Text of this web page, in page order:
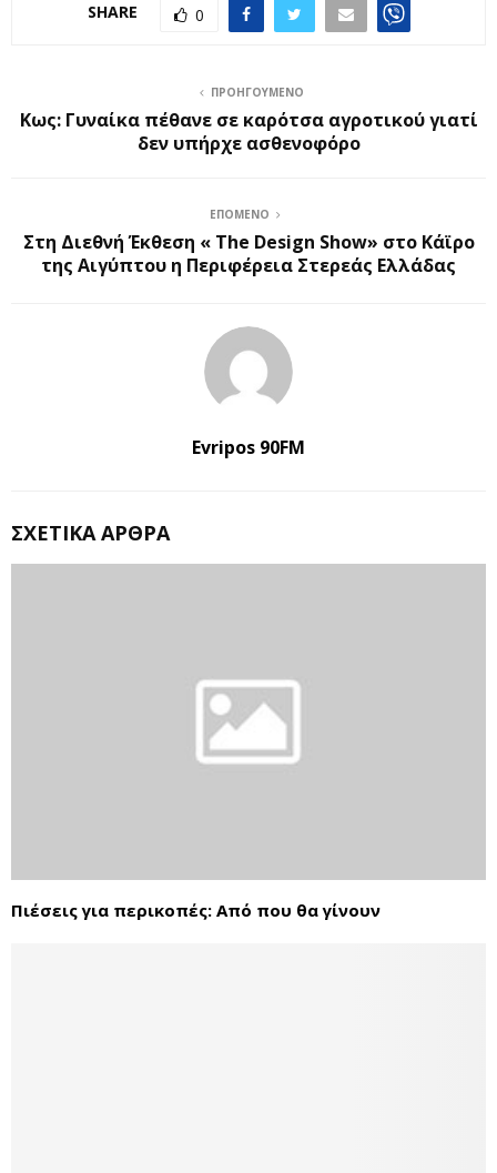
SHARE 0
ΠΡΟΗΓΟΎΜΕΝΟ
Κως: Γυναίκα πέθανε σε καρότσα αγροτικού γιατί
δεν υπήρχε ασθενοφόρο
ΕΠΌΜΕΝΟ
Στη Διεθνή Έκθεση « The Design Show» στο Κάϊρο
της Αιγύπτου η Περιφέρεια Στερεάς Ελλάδας
Evripos 90FM
ΣΧΕΤΙΚΆ ΆΡΘΡΑ
Πιέσεις για περικοπές: Από που θα γίνουν